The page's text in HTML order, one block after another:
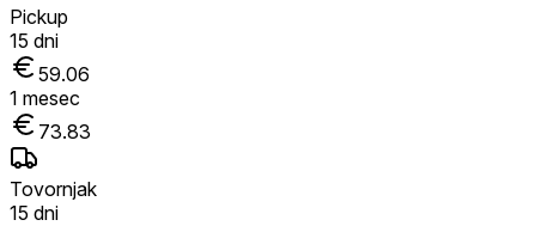
Pickup
15 dni
59.06
1 mesec
73.83
Tovornjak
15 dni